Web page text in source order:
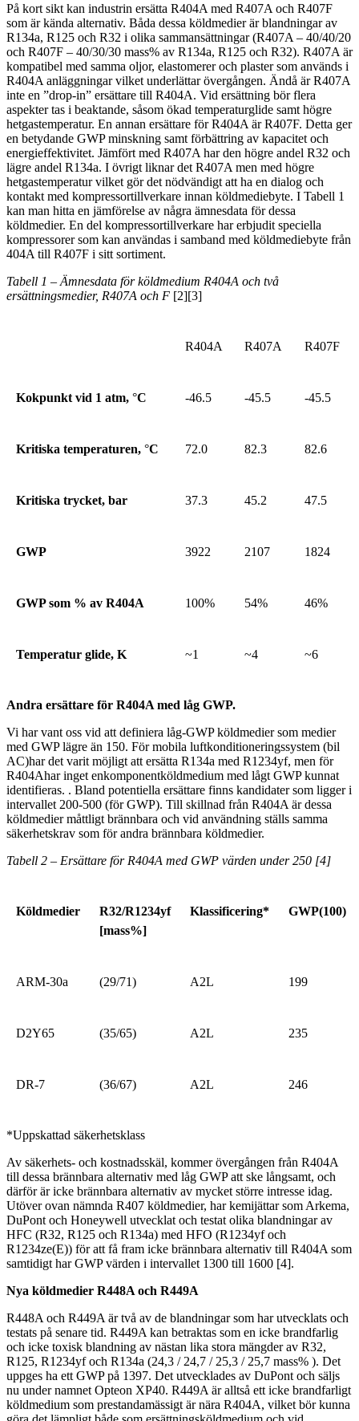
På kort sikt kan industrin ersätta R404A med R407A och R407F
som är kända alternativ. Båda dessa köldmedier är blandningar av
R134a, R125 och R32 i olika sammansättningar (R407A – 40/40/20
och R407F – 40/30/30 mass% av R134a, R125 och R32). R407A är
kompatibel med samma oljor, elastomerer och plaster som används i
R404A anläggningar vilket underlättar övergången. Ändå är R407A
inte en ”drop-in” ersättare till R404A. Vid ersättning bör flera
aspekter tas i beaktande, såsom ökad temperaturglide samt högre
hetgastemperatur. En annan ersättare för R404A är R407F. Detta ger
en betydande GWP minskning samt förbättring av kapacitet och
energieffektivitet. Jämfört med R407A har den högre andel R32 och
lägre andel R134a. I övrigt liknar det R407A men med högre
hetgastemperatur vilket gör det nödvändigt att ha en dialog och
kontakt med kompressortillverkare innan köldmediebyte. I Tabell 1
kan man hitta en jämförelse av några ämnesdata för dessa
köldmedier. En del kompressortillverkare har erbjudit speciella
kompressorer som kan användas i samband med köldmediebyte från
404A till R407F i sitt sortiment.
Tabell 1 – Ämnesdata för köldmedium R404A och två
ersättningsmedier, R407A och F [2][3]
R404A R407A R407F
Kokpunkt vid 1 atm, °C -46.5 -45.5 -45.5
Kritiska temperaturen, °C 72.0 82.3 82.6
Kritiska trycket, bar 37.3 45.2 47.5
GWP 3922 2107 1824
GWP som % av R404A 100% 54% 46%
Temperatur glide, K ~1 ~4 ~6
Andra ersättare för R404A med låg GWP.
Vi har vant oss vid att definiera låg-GWP köldmedier som medier
med GWP lägre än 150. För mobila luftkonditioneringssystem (bil
AC)har det varit möjligt att ersätta R134a med R1234yf, men för
R404Ahar inget enkomponentköldmedium med lågt GWP kunnat
identifieras. . Bland potentiella ersättare finns kandidater som ligger i
intervallet 200-500 (för GWP). Till skillnad från R404A är dessa
köldmedier måttligt brännbara och vid användning ställs samma
säkerhetskrav som för andra brännbara köldmedier.
Tabell 2 – Ersättare för R404A med GWP värden under 250 [4]
Köldmedier
R32/R1234yf
[mass%]
Klassificering* GWP(100)
ARM-30a (29/71) A2L 199
D2Y65 (35/65) A2L 235
DR-7 (36/67) A2L 246
*Uppskattad säkerhetsklass
Av säkerhets- och kostnadsskäl, kommer övergången från R404A
till dessa brännbara alternativ med låg GWP att ske långsamt, och
därför är icke brännbara alternativ av mycket större intresse idag.
Utöver ovan nämnda R407 köldmedier, har kemijättar som Arkema,
DuPont och Honeywell utvecklat och testat olika blandningar av
HFC (R32, R125 och R134a) med HFO (R1234yf och
R1234ze(E)) för att få fram icke brännbara alternativ till R404A som
samtidigt har GWP värden i intervallet 1300 till 1600 [4].
Nya köldmedier R448A och R449A
R448A och R449A är två av de blandningar som har utvecklats och
testats på senare tid. R449A kan betraktas som en icke brandfarlig
och icke toxisk blandning av nästan lika stora mängder av R32,
R125, R1234yf och R134a (24,3 / 24,7 / 25,3 / 25,7 mass% ). Det
uppges ha ett GWP på 1397. Det utvecklades av DuPont och säljs
nu under namnet Opteon XP40. R449A är alltså ett icke brandfarligt
köldmedium som prestandamässigt är nära R404A, vilket bör kunna